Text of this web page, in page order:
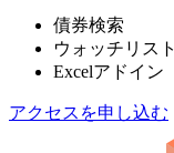
債券検索
ウォッチリスト
Excelアドイン
アクセスを申し込む